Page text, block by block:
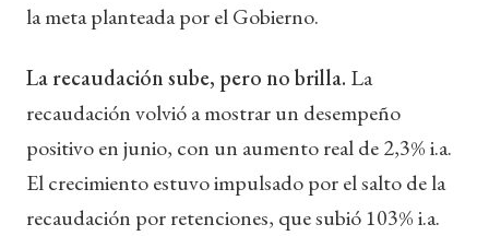
la meta planteada por el Gobierno.
La recaudación sube, pero no brilla. La
recaudación volvió a mostrar un desempeño
positivo en junio, con un aumento real de 2,3% i.a.
El crecimiento estuvo impulsado por el salto de la
recaudación por retenciones, que subió 103% i.a.